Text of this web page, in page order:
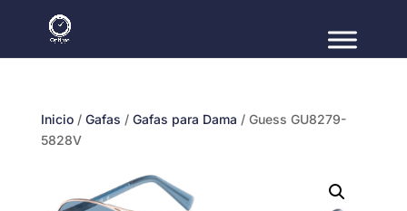
Inicio/ Gafas / Gafas para Dama / Guess GU8279-
5828V